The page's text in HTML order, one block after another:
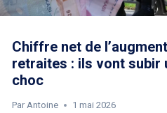
Chiffre net de
retraites : ils vont subir
choc
Par Antoine 1 mai 2026